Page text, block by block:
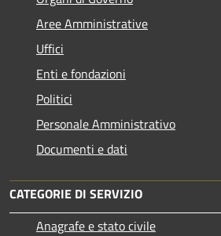
Aree Amministrative
Uffici
Enti e fondazioni
Politici
Personale Amministrativo
Documenti e dati
CATEGORIE DI SERVIZIO
Anagrafe e stato civile